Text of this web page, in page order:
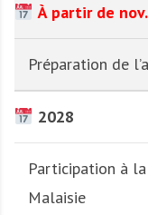
À partir de
Préparation de
2028
Participation à la
Malaisie